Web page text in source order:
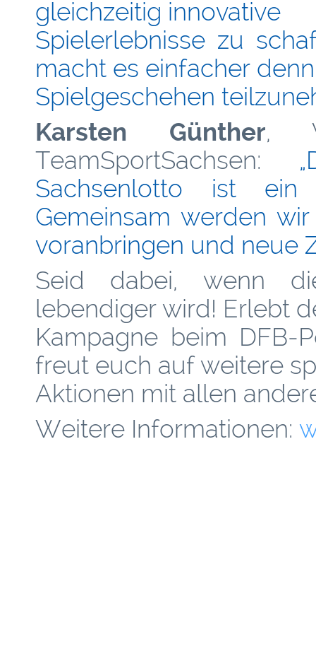
gleichzeitig innovative
Spielerlebnisse zu
macht es einfacher
Spielgeschehen
Karsten Günther,
TeamSportSachsen:
Sachsenlotto ist
Gemeinsam werden
voranbringen und neue
Seid dabei, wenn
lebendiger wird! Erlebt
Kampagne beim DFB-
freut euch auf weitere
Aktionen mit allen
Weitere Informationen: